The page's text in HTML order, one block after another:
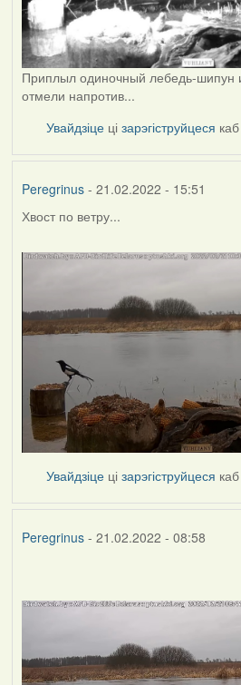
Приплыл одиночный лебедь-шипун
отмели напротив...
Увайдзіце цізарэгіструйцеся
Peregrinus- 21.02.2022 - 15:51
Хвост по ветру...
Увайдзіце цізарэгіструйцеся
Peregrinus- 21.02.2022 - 08:58